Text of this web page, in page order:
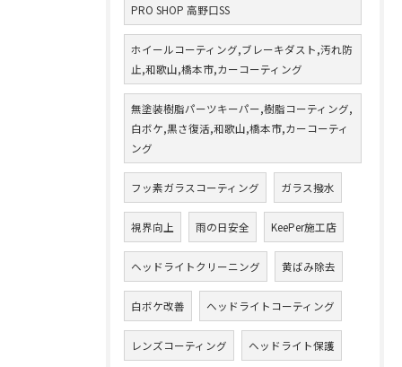
PRO SHOP 高野口SS
ホイールコーティング,ブレーキダスト,汚れ防
止,和歌山,橋本市,カーコーティング
無塗装樹脂パーツキーパー,樹脂コーティング,
白ボケ,黒さ復活,和歌山,橋本市,カーコーティ
ング
フッ素ガラスコーティング ガラス撥水
視界向上 雨の日安全 KeePer施工店
ヘッドライトクリーニング 黄ばみ除去
白ボケ改善 ヘッドライトコーティング
レンズコーティング ヘッドライト保護